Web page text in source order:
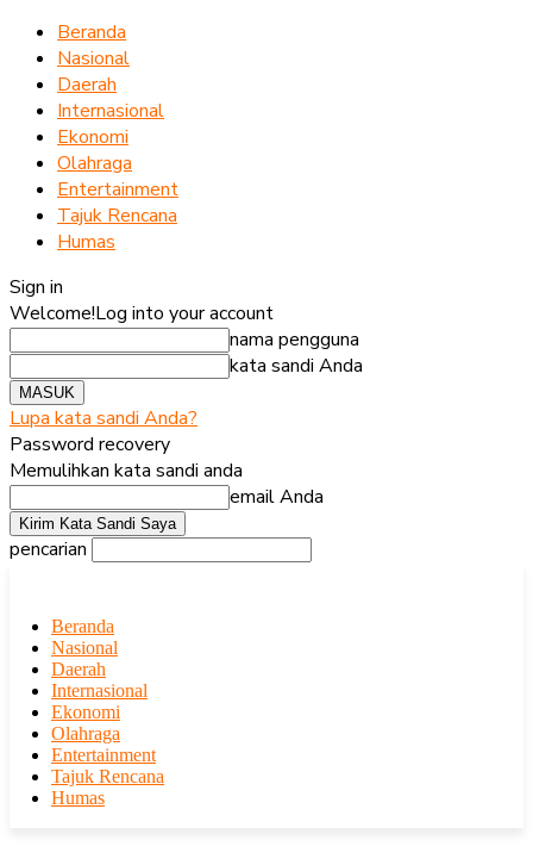
Beranda
Nasional
Daerah
Internasional
Ekonomi
Olahraga
Entertainment
Tajuk Rencana
Humas
Sign in
Welcome!Log into your account
nama pengguna
kata sandi Anda
Lupa kata sandi Anda?
Password recovery
Memulihkan kata sandi anda
email Anda
pencarian
Beranda
Nasional
Daerah
Internasional
Ekonomi
Olahraga
Entertainment
Tajuk Rencana
Humas